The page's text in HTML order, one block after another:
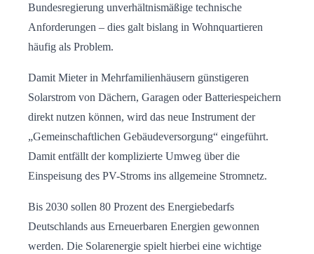
Bundesregierung unverhältnismäßige technische
Anforderungen – dies galt bislang in Wohnquartieren
häufig als Problem.
Damit Mieter in Mehrfamilienhäusern günstigeren
Solarstrom von Dächern, Garagen oder Batteriespeichern
direkt nutzen können, wird das neue Instrument der
„Gemeinschaftlichen Gebäudeversorgung“ eingeführt.
Damit entfällt der komplizierte Umweg über die
Einspeisung des PV-Stroms ins allgemeine Stromnetz.
Bis 2030 sollen 80 Prozent des Energiebedarfs
Deutschlands aus Erneuerbaren Energien gewonnen
werden. Die Solarenergie spielt hierbei eine wichtige